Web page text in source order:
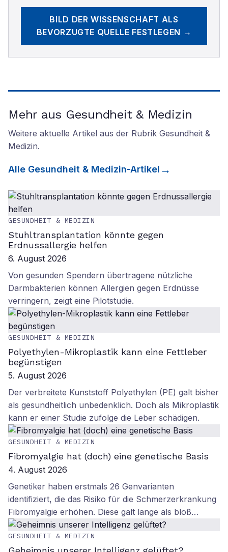
BILD DER WISSENSCHAFT ALS
BEVORZUGTE QUELLE FESTLEGEN →
Mehr aus Gesundheit & Medizin
Weitere aktuelle Artikel aus der Rubrik Gesundheit &
Medizin.
Alle Gesundheit & Medizin-Artikel
GESUNDHEIT & MEDIZIN
Stuhltransplantation könnte gegen
Erdnussallergie helfen
6. August 2026
Von gesunden Spendern übertragene nützliche
Darmbakterien können Allergien gegen Erdnüsse
verringern, zeigt eine Pilotstudie.
GESUNDHEIT & MEDIZIN
Polyethylen-Mikroplastik kann eine Fettleber
begünstigen
5. August 2026
Der verbreitete Kunststoff Polyethylen (PE) galt bisher
als gesundheitlich unbedenklich. Doch als Mikroplastik
kann er einer Studie zufolge die Leber schädigen.
GESUNDHEIT & MEDIZIN
Fibromyalgie hat (doch) eine genetische Basis
4. August 2026
Genetiker haben erstmals 26 Genvarianten
identifiziert, die das Risiko für die Schmerzerkrankung
Fibromyalgie erhöhen. Diese galt lange als bloß…
GESUNDHEIT & MEDIZIN